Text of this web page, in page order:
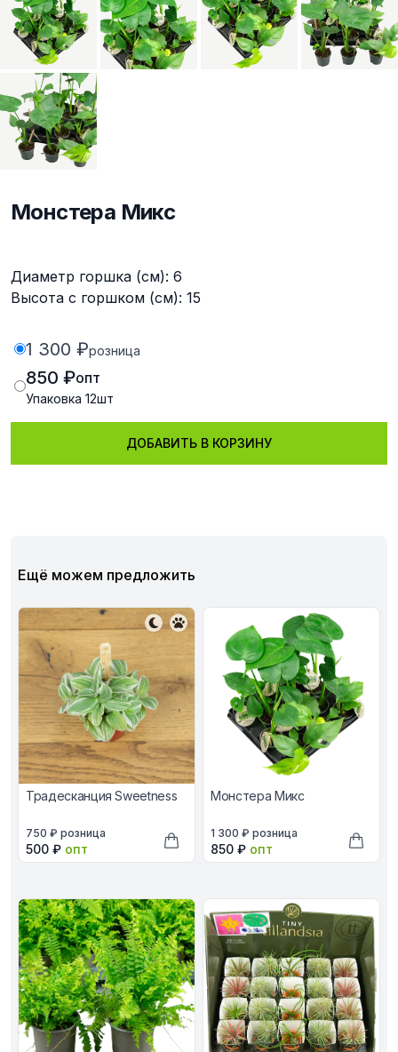
Монстера Микс
Диаметр горшка (см): 6
Высота с горшком (см): 15
1 300 ₽розница
850 ₽опт
Упаковка 12шт
ДОБАВИТЬ В КОРЗИНУ
Ещё можем предложить
Традесканция Sweetness
В наличии, цена в рублях
750 ₽ розница
Оптовая цена в рублях
500 ₽ опт
Добавить в корзину
Монстера Микс
В наличии, цена в рублях
1 300 ₽ розница
Оптовая цена в рублях
850 ₽ опт